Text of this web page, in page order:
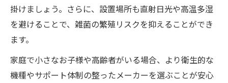
掛けましょう。さらに、設置場所も直射日光や高温多湿
を避けることで、雑菌の繁殖リスクを抑えることができ
ます。
家庭で小さなお子様や高齢者がいる場合、より衛生的な
機種やサポート体制の整ったメーカーを選ぶことが安心